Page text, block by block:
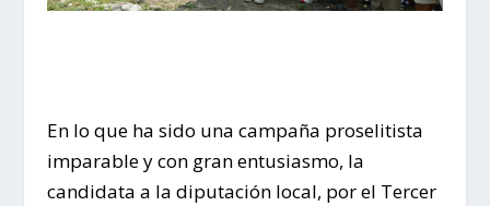
En lo que ha sido una campaña proselitista
imparable y con gran entusiasmo, la
candidata a la diputación local, por el Tercer